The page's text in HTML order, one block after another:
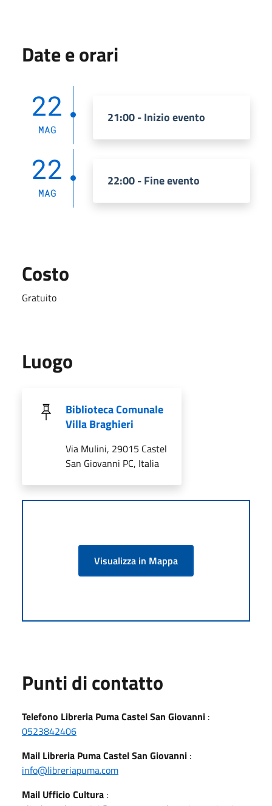
Date e orari
22
MAG
21:00 - Inizio evento
22
MAG
22:00 - Fine evento
Costo
Gratuito
Luogo
Biblioteca Comunale
Villa Braghieri
Via Mulini, 29015 Castel
San Giovanni PC, Italia
Visualizza in Mappa
Punti di contatto
Telefono Libreria Puma Castel San Giovanni :
0523842406
Mail Libreria Puma Castel San Giovanni :
info@libreriapuma.com
Mail Ufficio Cultura :